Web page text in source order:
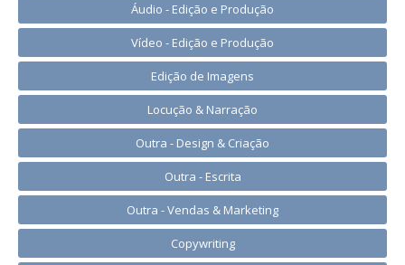
Áudio - Edição e Produção
Vídeo - Edição e Produção
Edição de Imagens
Locução & Narração
Outra - Design & Criação
Outra - Escrita
Outra - Vendas & Marketing
Copywriting